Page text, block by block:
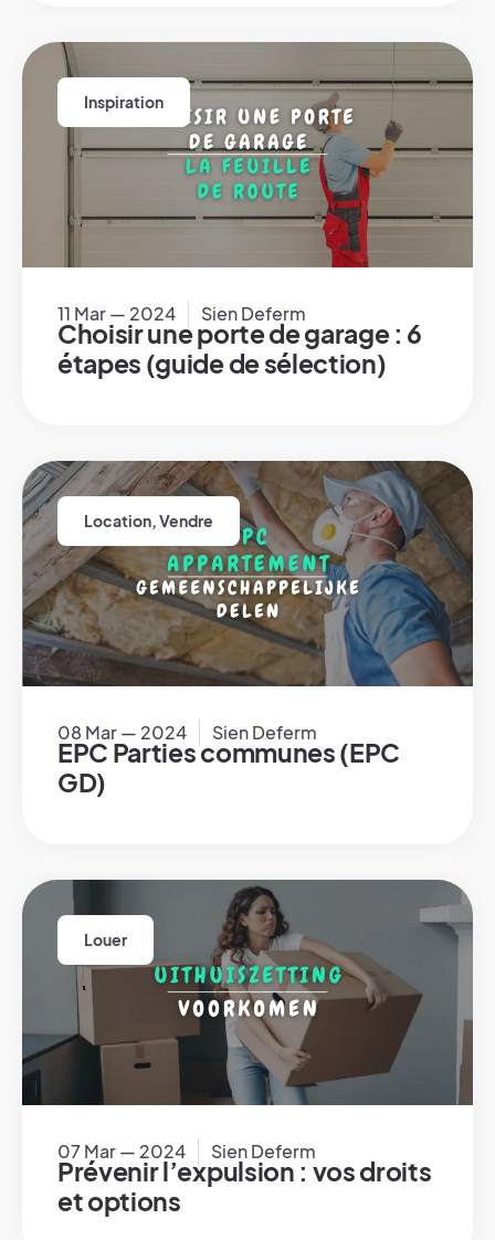
Inspiration
11 Mar — 2024 Sien Deferm
Choisir une porte de garage : 6
étapes (guide de sélection)
Location,Vendre
08 Mar — 2024 Sien Deferm
EPC Parties communes (EPC
GD)
Louer
07 Mar — 2024 Sien Deferm
Prévenir l’expulsion : vos droits
et options